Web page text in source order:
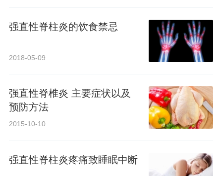
强直性脊柱炎的饮食禁忌
2018-05-09
强直性脊椎炎 主要症状以及
预防方法
2015-10-10
强直性脊柱炎疼痛致睡眠中断